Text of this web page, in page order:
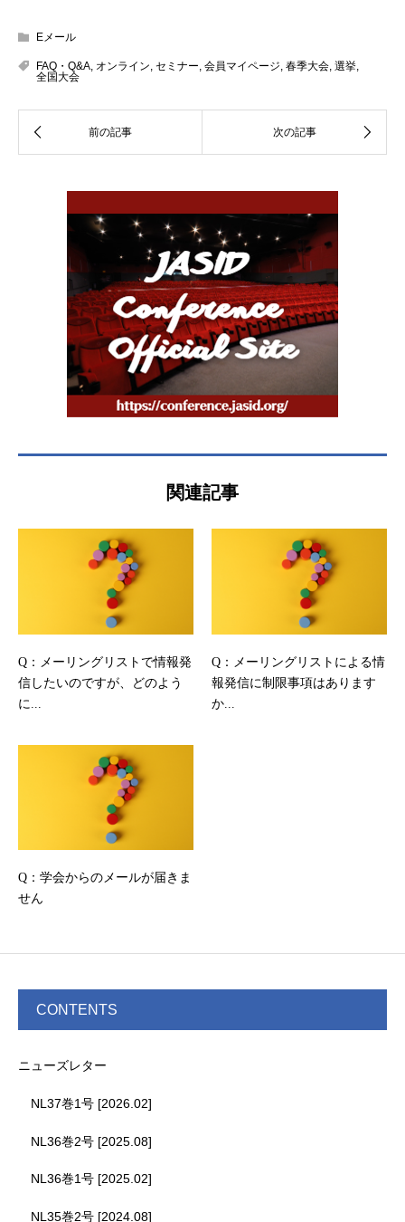
Eメール
FAQ・Q&A, オンライン, セミナー, 会員マイページ, 春季大会, 選挙,
全国大会
関連記事
Q：メーリングリストで情報発
信したいのですが、どのよう
に...
Q：メーリングリストによる情
報発信に制限事項はあります
か...
Q：学会からのメールが届きま
せん
CONTENTS
ニューズレター
NL37巻1号 [2026.02]
NL36巻2号 [2025.08]
NL36巻1号 [2025.02]
NL35巻2号 [2024.08]